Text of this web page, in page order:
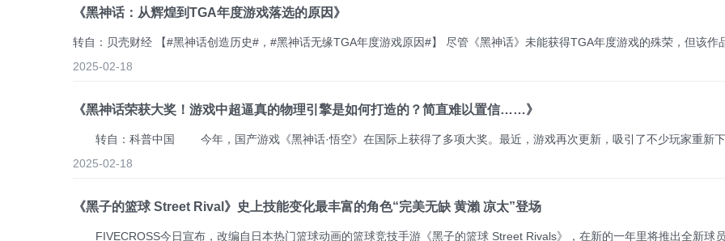
《黑神话：从辉煌到TGA年度游戏落选的原因》
2025-02-18
《黑神话荣获大奖！游戏中超逼真的物理引擎是如何打造的？简直难以置信……》
2025-02-18
《黑子的篮球 Street Rival》史上技能变化最丰富的角色“完美无缺 黄瀨 凉太”登场